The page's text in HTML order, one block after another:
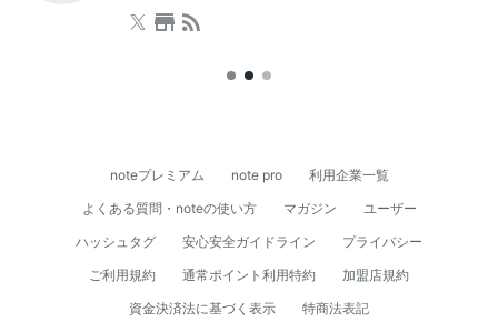
じめとした文芸や人文書が充実。本を通じた学び場として
のスクールも併設しており、著者を招いたイベントも開催
noteプレミアム note pro
利用企業一覧
よくある質問・noteの使い方
マガジン
ユーザー
ハッシュタグ
安心安全ガイドライン
プライバシー
ご利用規約
通常ポイント利用特約
加盟店規約
資⾦決済法に基づく表⽰
特商法表記